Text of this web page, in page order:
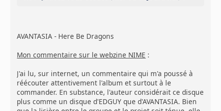
AVANTASIA - Here Be Dragons
Mon commentaire sur le webzine NIME :
J'ai lu, sur internet, un commentaire qui m'a poussé à
réécouter attentivement l'album et surtout à le
commander. En substance, l'auteur considérait ce disque
plus comme un disque d'EDGUY que d'AVANTASIA. Bien